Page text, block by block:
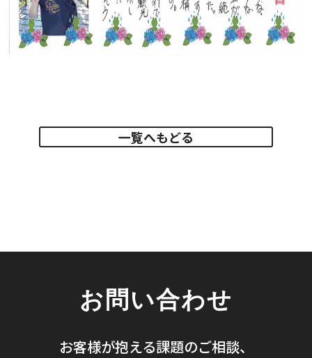
一覧へもどる
お問い合わせ
お客様が抱える課題のご相談、